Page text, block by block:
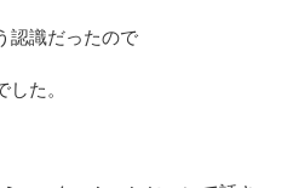
認識だったので
た。